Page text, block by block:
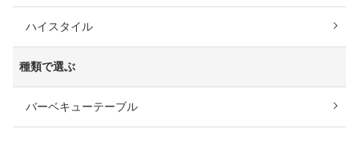
ハイスタイル
種類で選ぶ
バーベキューテーブル